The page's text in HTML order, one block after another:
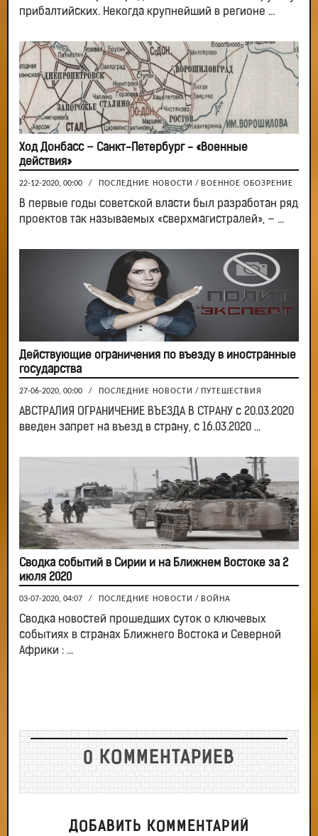
прибалтийских. Некогда крупнейший в регионе ...
Ход Донбасс – Санкт-Петербург - «Военные
действия»
22-12-2020, 00:00 / ПОСЛЕДНИЕ НОВОСТИ / ВОЕННОЕ ОБОЗРЕНИЕ
В первые годы советской власти был разработан ряд
проектов так называемых «сверхмагистралей», – ...
Действующие ограничения по въезду в иностранные
государства
27-06-2020, 00:00 / ПОСЛЕДНИЕ НОВОСТИ / ПУТЕШЕСТВИЯ
АВСТРАЛИЯ ОГРАНИЧЕНИЕ ВЪЕЗДА В СТРАНУ с 20.03.2020
введен запрет на въезд в страну, с 16.03.2020 ...
Сводка событий в Сирии и на Ближнем Востоке за 2
июля 2020
03-07-2020, 04:07 / ПОСЛЕДНИЕ НОВОСТИ / ВОЙНА
Сводка новостей прошедших суток о ключевых
событиях в странах Ближнего Востока и Северной
Африки : ...
0 КОММЕНТАРИЕВ
ДОБАВИТЬ КОММЕНТАРИЙ